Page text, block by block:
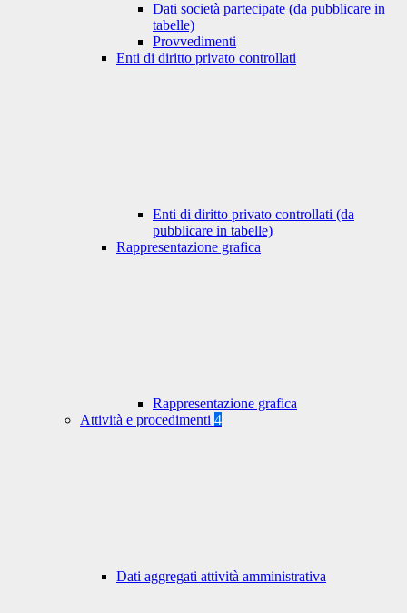
Dati società partecipate (da pubblicare in
tabelle)
Provvedimenti
Enti di diritto privato controllati
Enti di diritto privato controllati (da
pubblicare in tabelle)
Rappresentazione grafica
Rappresentazione grafica
Attività e procedimenti 4
Dati aggregati attività amministrativa